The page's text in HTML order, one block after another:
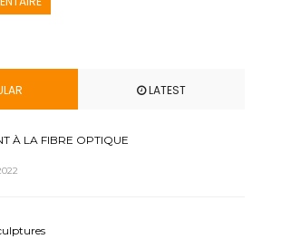
LATEST
À LA FIBRE OPTIQUE